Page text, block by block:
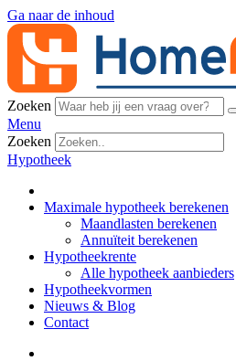
Ga naar de inhoud
Zoeken
Menu
Zoeken
Hypotheek
Maximale hypotheek berekenen
Maandlasten berekenen
Annuïteit berekenen
Hypotheekrente
Alle hypotheek aanbieders
Hypotheekvormen
Nieuws & Blog
Contact